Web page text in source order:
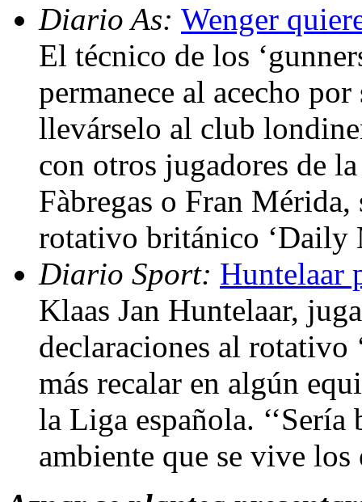
Diario As: Wenger
El técnico de los
permanece al acecho
llevárselo al club
con otros jugadores de
Fàbregas o Fran
rotativo británico
Diario Sport: Huntelaar
Klaas Jan Huntelaar,
declaraciones al
más recalar en algún
la Liga española.
ambiente que se vive